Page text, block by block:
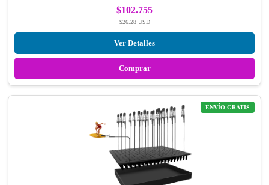
$102.755
$26.28 USD
Ver Detalles
Comprar
ENVÍO GRATIS